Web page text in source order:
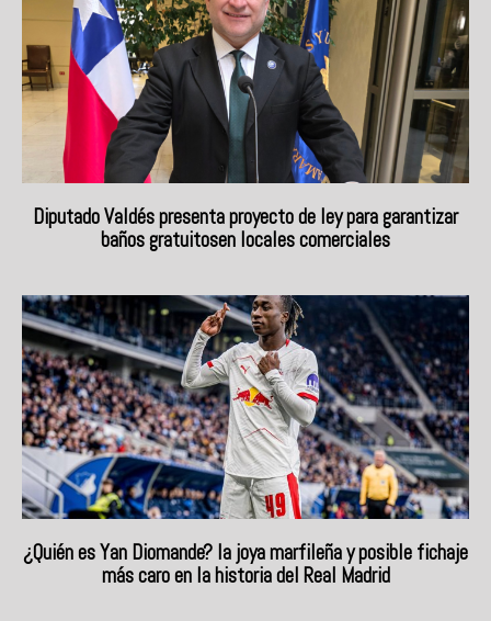
Diputado Valdés presenta proyecto de ley para garantizar
baños gratuitosen locales comerciales
¿Quién es Yan Diomande? la joya marfileña y posible fichaje
más caro en la historia del Real Madrid